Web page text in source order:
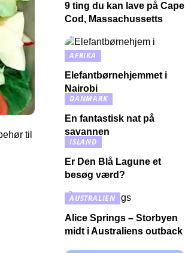
til
9 ting du kan lave på Cape
Cod, Massachussetts
AFRIKA
Elefantbørnehjemmet i
Nairobi
DANMARK
En fantastisk nat på
savannen
ISLAND
Er Den Blå Lagune et
besøg værd?
AUSTRALIEN
Alice Springs – Storbyen
midt i Australiens outback